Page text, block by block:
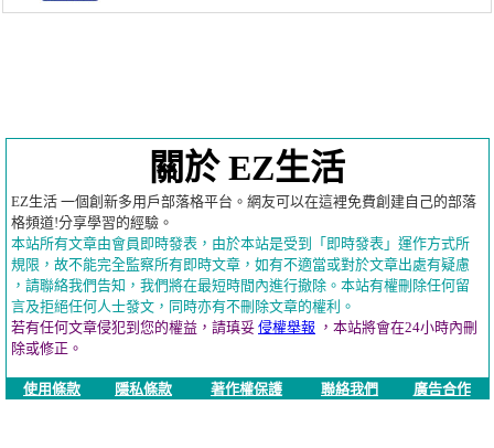
關於 EZ生活
EZ生活 一個創新多用戶部落格平台。網友可以在這裡免費創建自己的部落
格頻道!分享學習的經驗。
本站所有文章由會員即時發表，由於本站是受到「即時發表」運作方式所
規限，故不能完全監察所有即時文章，如有不適當或對於文章出處有疑慮
，請聯絡我們告知，我們將在最短時間內進行撤除。本站有權刪除任何留
言及拒絕任何人士發文，同時亦有不刪除文章的權利。
若有任何文章侵犯到您的權益，請瑱妥 侵權舉報 ，本站將會在24小時內刪
除或修正。
使用條款 隱私條款 著作權保護 聯絡我們 廣告合作